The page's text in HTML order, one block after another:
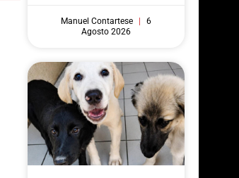
Manuel Contartese
6
Agosto 2026